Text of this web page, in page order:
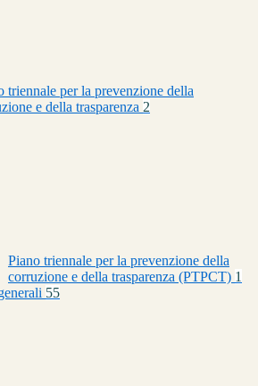
triennale per la prevenzione della
e della trasparenza 2
Piano triennale per la prevenzione della
corruzione e della trasparenza (PTPCT) 1
55